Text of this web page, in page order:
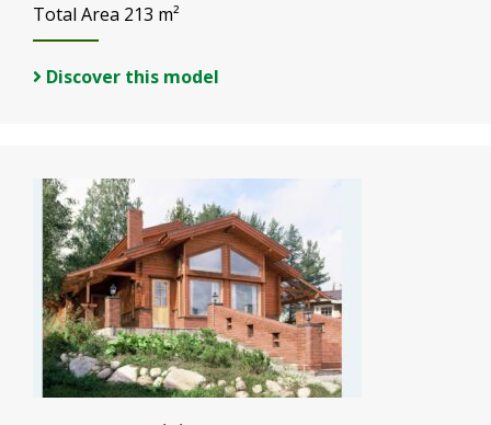
Total Area 213 m²
Discover this model